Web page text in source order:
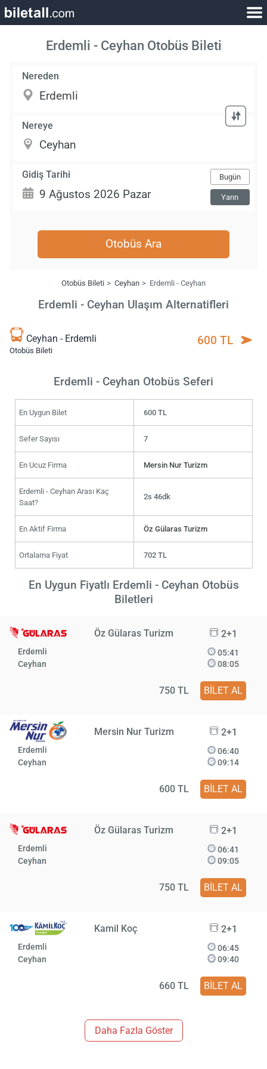
Erdemli - Ceyhan Otobüs Bileti
Nereden
Nereye
Gidiş Tarihi Bugün
Yarın
Otobüs Ara
Otobüs Bileti Ceyhan Erdemli - Ceyhan
Erdemli - Ceyhan Ulaşım Alternatifleri
Ceyhan - Erdemli
Otobüs Bileti
600 TL
Erdemli - Ceyhan Otobüs Seferi
En Uygun Bilet 600 TL
Sefer Sayısı 7
En Ucuz Firma Mersin Nur Turizm
Erdemli - Ceyhan Arası Kaç
Saat?
2s 46dk
En Aktif Firma Öz Gülaras Turizm
Ortalama Fiyat 702 TL
En Uygun Fiyatlı Erdemli - Ceyhan Otobüs
Biletleri
Öz Gülaras Turizm 2+1
Erdemli
Ceyhan
05:41
08:05
750 TL BİLET AL
Mersin Nur Turizm 2+1
Erdemli
Ceyhan
06:40
09:14
600 TL BİLET AL
Öz Gülaras Turizm 2+1
Erdemli
Ceyhan
06:41
09:05
750 TL BİLET AL
Kamil Koç 2+1
Erdemli
Ceyhan
06:45
09:40
660 TL BİLET AL
Daha Fazla Göster